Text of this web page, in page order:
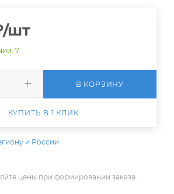
/шт
: 7
В КОРЗИНУ
КУПИТЬ В 1 КЛИК
и России
цены при формировании заказа.